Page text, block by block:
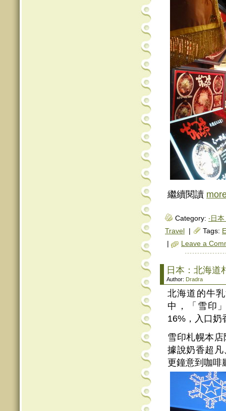
繼續閱讀
Category: ‧日
Travel
Tags:
Leave a
日本：北海道
Author: Dradra
北海道的牛
中，「雪印
16%，入口奶
雪印札幌本
據說奶香超
更鐘意到咖啡